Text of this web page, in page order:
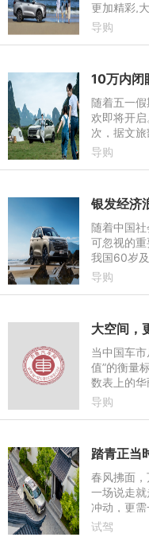
更加精彩,
精心安排
导购
随着五一
欢即将开
次，据文
突破3.5亿
导购
随着中国
可忽视的
我国60岁
人。在这
导购
当中国车
值”的衡量
数表上的
更久的时间
导购
踏青正当
春风拂面
一场说走
冲动，更
6凭借其强
试驾